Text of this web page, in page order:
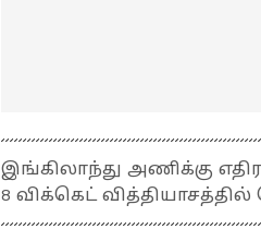
இங்கிலாந்து அணிக்கு
8 விக்கெட்